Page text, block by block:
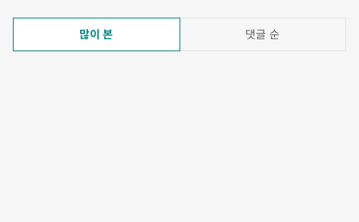
많이 본 댓글 순